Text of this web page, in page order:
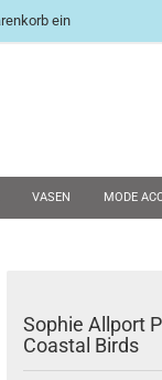
Shop
Konto erstellen
ein
VASEN MODE
Sophie Allport
Coastal Birds